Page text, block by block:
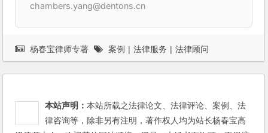
chambers.yang@dentons.cn
杨春宝律师专著 案例 | 法律服务 | 法律顾问
本站声明：本站所载之法律论文、法律评论、案例、法
律咨询等，除非另有注明，著作权人均为站长杨春宝高